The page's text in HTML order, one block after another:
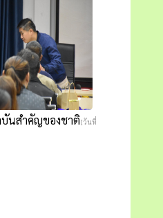
บันสำคัญของชาติ[วันที่